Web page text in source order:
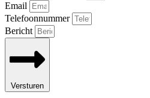
Email
Telefoonnummer
Bericht
Versturen